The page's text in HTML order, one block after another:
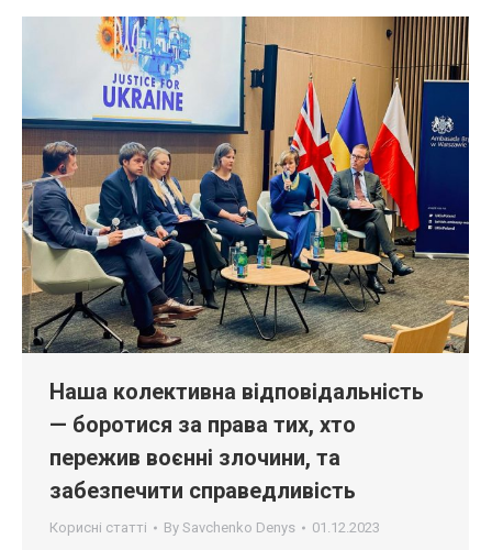
Наша колективна відповідальність
— боротися за права тих, хто
пережив воєнні злочини, та
забезпечити справедливість
Корисні статті By Savchenko Denys 01.12.2023